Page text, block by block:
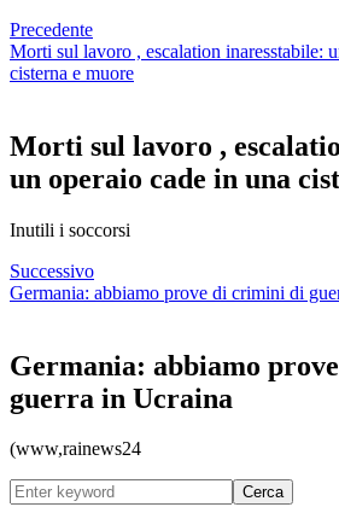
Precedente
Morti sul lavoro , escalation inaresstabile:
cisterna e muore
Morti sul lavoro ,
un operaio cade in una
Inutili i soccorsi
Successivo
Germania: abbiamo prove di crimini di
Germania: abbiamo
guerra in Ucraina
(www,rainews24
Cerca